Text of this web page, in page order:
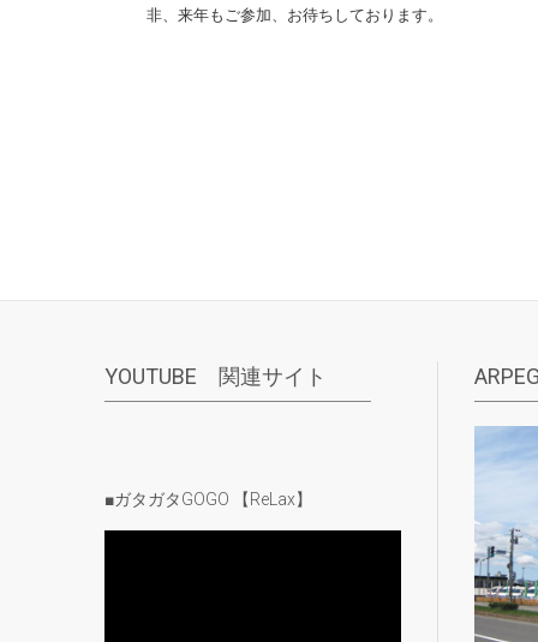
非、来年もご参加、お待ちしております。
YOUTUBE 関連サイト
■ガタガタGOGO 【ReLax】